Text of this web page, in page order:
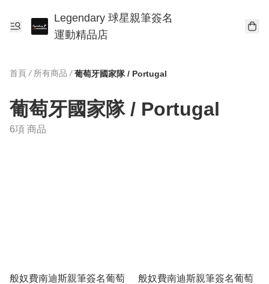
Legendary 球星親筆簽名
運動精品店
首頁 / 所有商品 / 葡萄牙國家隊 / Portugal
葡萄牙國家隊 / Portugal
6項 商品
般奴費南迪斯親筆簽名葡萄
般奴費南迪斯親筆簽名葡萄